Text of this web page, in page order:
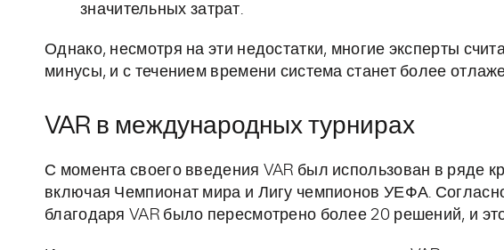
значительных затрат.
Однако, несмотря на эти недостатки, многие эксперты
минусы, и с течением времени система станет более
VAR в международных турнирах
С момента своего введения VAR был использован в ряде
включая Чемпионат мира и Лигу чемпионов УЕФА.
благодаря VAR было пересмотрено более 20 решений, и